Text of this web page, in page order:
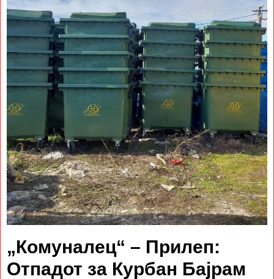
„Комуналец“ – Прилеп:
Отпадот за Курбан Бајрам